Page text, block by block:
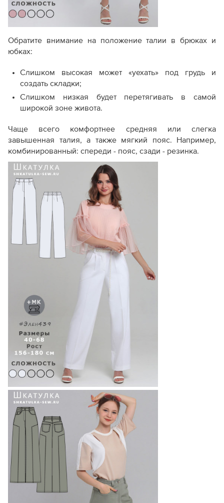
Обратите внимание на положение талии в брюках и
юбках:
Слишком высокая может «уехать» под грудь и
создать складки;
Слишком низкая будет перетягивать в самой
широкой зоне живота.
Чаще всего комфортнее средняя или слегка
завышенная талия, а также мягкий пояс. Например,
комбинированный: спереди - пояс, сзади - резинка.